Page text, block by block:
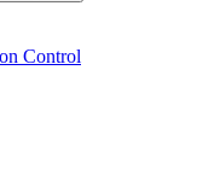
Control